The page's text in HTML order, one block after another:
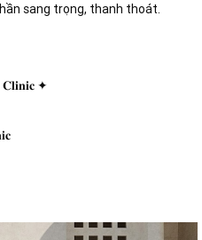
sang trọng, thanh thoát.
✦